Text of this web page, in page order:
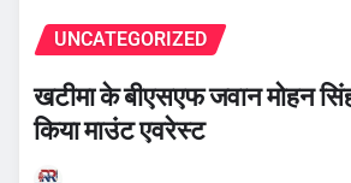
UNCATEGORIZED
खटीमा के बीएसएफ जवान मोहन
किया माउंट एवरेस्ट